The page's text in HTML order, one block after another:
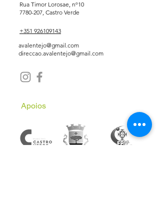
Rua Timor Lorosae, nº10
7780-207, Castro Verde
+351 926109143
avalentejo@gmail.com
direccao.avalentejo@gmail.com
Apoios